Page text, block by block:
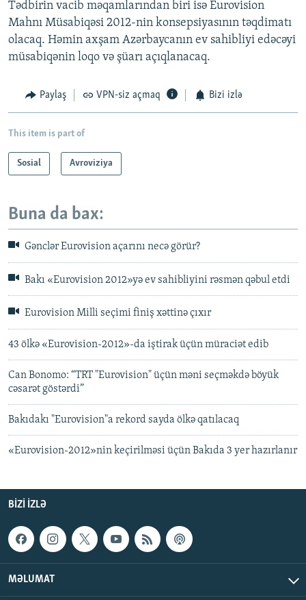
Tədbirin vacib məqamlarından biri isə Eurovision
Mahnı Müsabiqəsi 2012-nin konsepsiyasının təqdimatı
olacaq. Həmin axşam Azərbaycanın ev sahibliyi edəcəyi
müsabiqənin loqo və şüarı açıqlanacaq.
Paylaş VPN-siz açmaq Bizi izlə
This item is part of
Sosial Avroviziya
Buna da bax:
Gənclər Eurovision açarını necə görür?
Bakı «Eurovision 2012»yə ev sahibliyini rəsmən qəbul etdi
Eurovision Milli seçimi finiş xəttinə çıxır
43 ölkə «Eurovision-2012»-da iştirak üçün müraciət edib
Can Bonomo: “TRT "Eurovision" üçün məni seçməkdə böyük
cəsarət göstərdi”
Bakıdakı "Eurovision"a rekord sayda ölkə qatılacaq
«Eurovision-2012»nin keçirilməsi üçün Bakıda 3 yer hazırlanır
BIZI IZLƏ
MƏLUMAT